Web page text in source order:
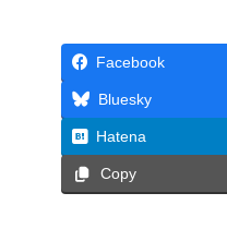
Facebook
Bluesky
Hatena
Copy